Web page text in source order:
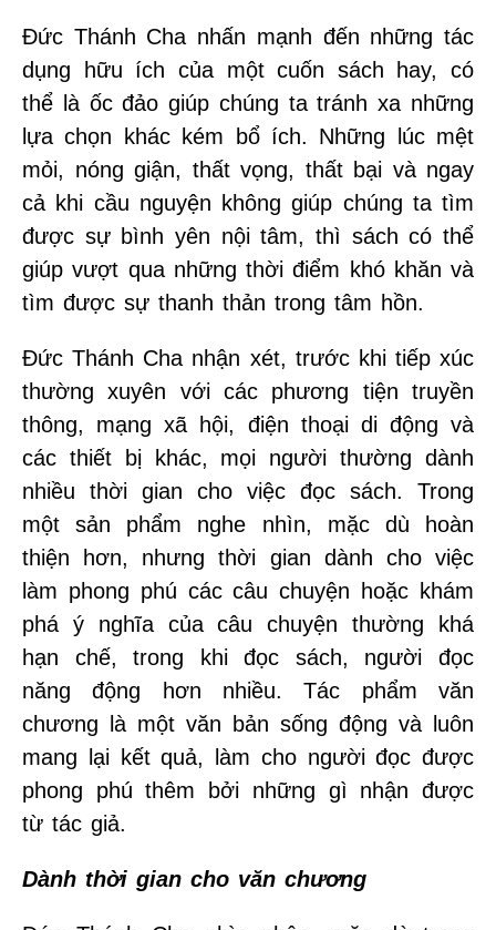
Đức Thánh Cha nhấn mạnh đến những tác
dụng hữu ích của một cuốn sách hay, có
thể là ốc đảo giúp chúng ta tránh xa những
lựa chọn khác kém bổ ích. Những lúc mệt
mỏi, nóng giận, thất vọng, thất bại và ngay
cả khi cầu nguyện không giúp chúng ta tìm
được sự bình yên nội tâm, thì sách có thể
giúp vượt qua những thời điểm khó khăn và
tìm được sự thanh thản trong tâm hồn.
Đức Thánh Cha nhận xét, trước khi tiếp xúc
thường xuyên với các phương tiện truyền
thông, mạng xã hội, điện thoại di động và
các thiết bị khác, mọi người thường dành
nhiều thời gian cho việc đọc sách. Trong
một sản phẩm nghe nhìn, mặc dù hoàn
thiện hơn, nhưng thời gian dành cho việc
làm phong phú các câu chuyện hoặc khám
phá ý nghĩa của câu chuyện thường khá
hạn chế, trong khi đọc sách, người đọc
năng động hơn nhiều. Tác phẩm văn
chương là một văn bản sống động và luôn
mang lại kết quả, làm cho người đọc được
phong phú thêm bởi những gì nhận được
từ tác giả.
Dành thời gian cho văn chương